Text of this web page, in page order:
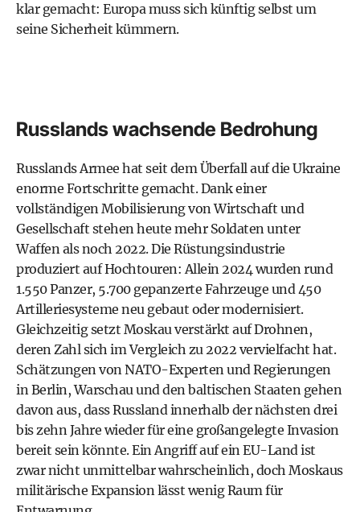
klar gemacht: Europa muss sich künftig selbst um
seine Sicherheit kümmern.
Russlands wachsende Bedrohung
Russlands Armee hat seit dem Überfall auf die Ukraine
enorme Fortschritte gemacht. Dank einer
vollständigen Mobilisierung von Wirtschaft und
Gesellschaft stehen heute mehr Soldaten unter
Waffen als noch 2022. Die Rüstungsindustrie
produziert auf Hochtouren: Allein 2024 wurden rund
1.550 Panzer, 5.700 gepanzerte Fahrzeuge und 450
Artilleriesysteme neu gebaut oder modernisiert.
Gleichzeitig setzt Moskau verstärkt auf Drohnen,
deren Zahl sich im Vergleich zu 2022 vervielfacht hat.
Schätzungen von NATO-Experten und Regierungen
in Berlin, Warschau und den baltischen Staaten gehen
davon aus, dass Russland innerhalb der nächsten drei
bis zehn Jahre wieder für eine großangelegte Invasion
bereit sein könnte. Ein Angriff auf ein EU-Land ist
zwar nicht unmittelbar wahrscheinlich, doch Moskaus
militärische Expansion lässt wenig Raum für